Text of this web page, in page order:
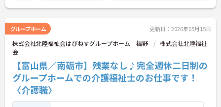
グループホーム 更新日：2026年05月15日
株式会社北陸福祉会はぴねすグループホーム 福野
株式会社北陸福祉
会
【富山県／南砺市】残業なし♪完全週休二日制の
グループホームでの介護福祉士のお仕事です！
〈介護職〉